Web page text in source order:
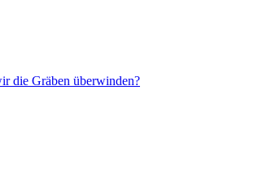
die Gräben überwinden?